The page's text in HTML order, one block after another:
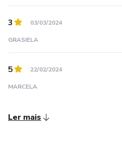
3 03/03/2024
GRASIELA
5 22/02/2024
MARCELA
Ler mais